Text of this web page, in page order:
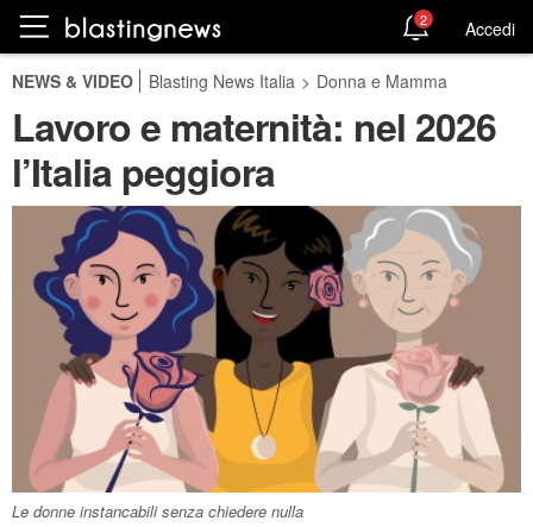
2 Accedi
NEWS & VIDEO Blasting News Italia > Donna e Mamma
Lavoro e maternità: nel 2026
l’Italia peggiora
Le donne instancabili senza chiedere nulla